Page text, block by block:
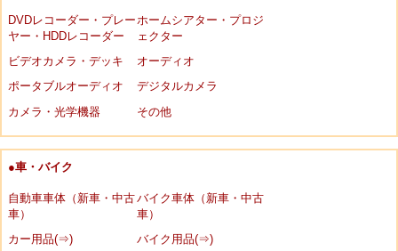
DVDレコーダー・プレー
ヤー・HDDレコーダー
ホームシアター・プロジ
ェクター
ビデオカメラ・デッキ
オーディオ
ポータブルオーディオ
デジタルカメラ
カメラ・光学機器
その他
●車・バイク
自動車車体（新車・中古
車）
バイク車体（新車・中古
車）
カー用品(⇒)
バイク用品(⇒)